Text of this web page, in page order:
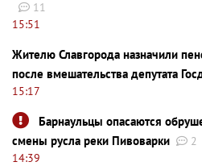
11
15:51
Жителю Славгорода назначили
после вмешательства депутата
15:17
Барнаульцы опасаются
смены русла реки Пивоварки
2
14:39